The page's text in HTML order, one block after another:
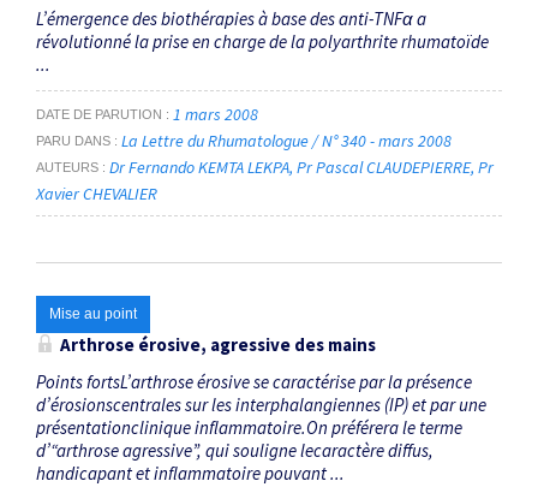
L’émergence des biothérapies à base des anti-TNFα a
révolutionné la prise en charge de la polyarthrite rhumatoïde
...
DATE DE PARUTION 1 mars 2008
PARU DANS La Lettre du Rhumatologue / N° 340 - mars 2008
AUTEURS Dr Fernando KEMTA LEKPA Pr Pascal CLAUDEPIERRE Pr
Xavier CHEVALIER
Mise au point
Arthrose érosive, agressive des mains
Points fortsL’arthrose érosive se caractérise par la présence
d’érosionscentrales sur les interphalangiennes (IP) et par une
présentationclinique inflammatoire.On préférera le terme
d’“arthrose agressive”, qui souligne lecaractère diffus,
handicapant et inflammatoire pouvant ...